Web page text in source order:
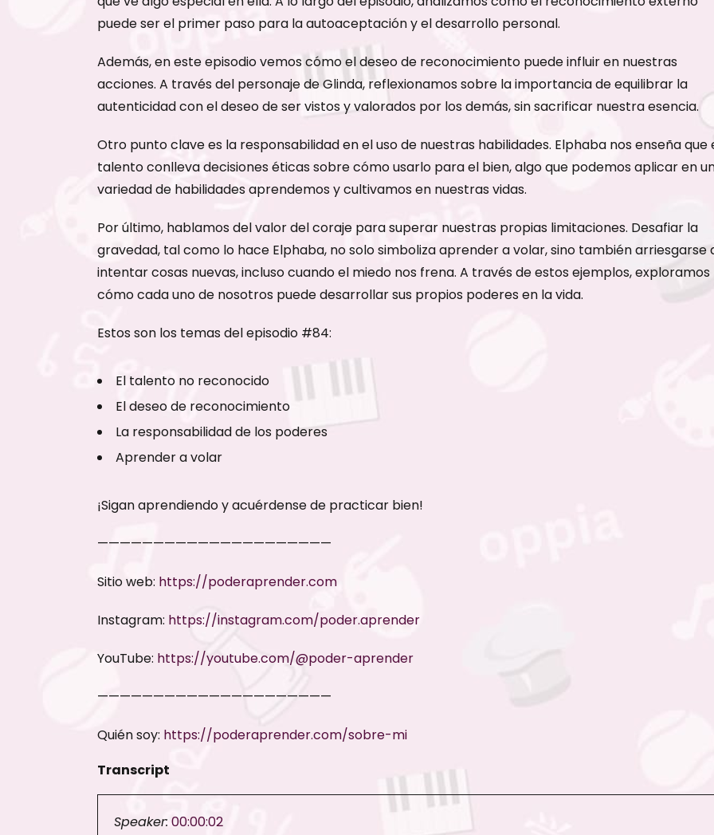
puede ser el primer paso para la autoaceptación y el desarrollo personal.
Además, en este episodio vemos cómo el deseo de reconocimiento puede influir en nuestras
acciones. A través del personaje de Glinda, reflexionamos sobre la importancia de equilibrar la
autenticidad con el deseo de ser vistos y valorados por los demás, sin sacrificar nuestra esencia.
Otro punto clave es la responsabilidad en el uso de nuestras habilidades. Elphaba nos enseña que
talento conlleva decisiones éticas sobre cómo usarlo para el bien, algo que podemos aplicar en
variedad de habilidades aprendemos y cultivamos en nuestras vidas.
Por último, hablamos del valor del coraje para superar nuestras propias limitaciones. Desafiar la
gravedad, tal como lo hace Elphaba, no solo simboliza aprender a volar, sino también arriesgarse
intentar cosas nuevas, incluso cuando el miedo nos frena. A través de estos ejemplos, exploramos
cómo cada uno de nosotros puede desarrollar sus propios poderes en la vida.
Estos son los temas del episodio #84:
El talento no reconocido
El deseo de reconocimiento
La responsabilidad de los poderes
Aprender a volar
¡Sigan aprendiendo y acuérdense de practicar bien!
—————————————————————
Sitio web: https://poderaprender.com
Instagram: https://instagram.com/poder.aprender
YouTube: https://youtube.com/@poder-aprender
—————————————————————
Quién soy: https://poderaprender.com/sobre-mi
Transcript
Speaker: 00:00:02